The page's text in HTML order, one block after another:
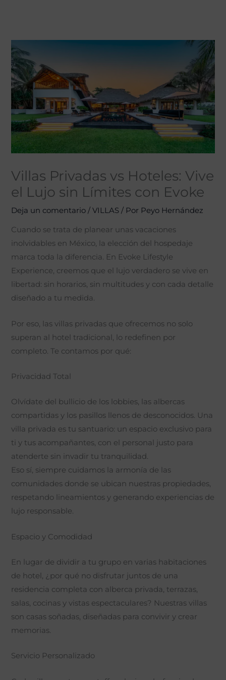
Villas Privadas vs Hoteles: Vive
el Lujo sin Límites con Evoke
Deja un comentario /VILLAS / Por Peyo Hernández
Cuando se trata de planear unas vacaciones
inolvidables en México, la elección del hospedaje
marca toda la diferencia. En Evoke Lifestyle
Experience, creemos que el lujo verdadero se vive en
libertad: sin horarios, sin multitudes y con cada detalle
diseñado a tu medida.
Por eso, las villas privadas que ofrecemos no solo
superan al hotel tradicional, lo redefinen por
completo. Te contamos por qué:
Privacidad Total
Olvídate del bullicio de los lobbies, las albercas
compartidas y los pasillos llenos de desconocidos. Una
villa privada es tu santuario: un espacio exclusivo para
ti y tus acompañantes, con el personal justo para
atenderte sin invadir tu tranquilidad.
Eso sí, siempre cuidamos la armonía de las
comunidades donde se ubican nuestras propiedades,
respetando lineamientos y generando experiencias de
lujo responsable.
Espacio y Comodidad
En lugar de dividir a tu grupo en varias habitaciones
de hotel, ¿por qué no disfrutar juntos de una
residencia completa con alberca privada, terrazas,
salas, cocinas y vistas espectaculares? Nuestras villas
son casas soñadas, diseñadas para convivir y crear
memorias.
Servicio Personalizado